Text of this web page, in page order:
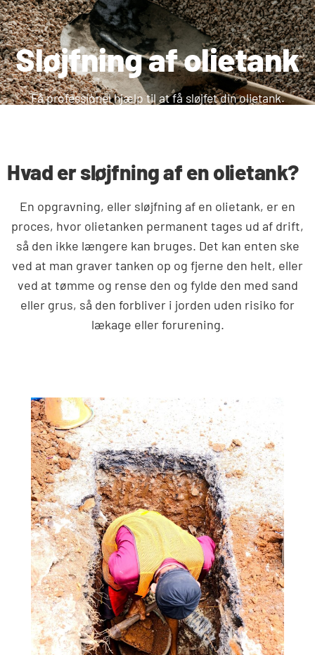
Sløjfning af olietank
Få professionel hjælp til at få sløjfet din olietank.
Hvad er sløjfning af en olietank?
En opgravning, eller sløjfning af en olietank, er en
proces, hvor olietanken permanent tages ud af drift,
så den ikke længere kan bruges. Det kan enten ske
ved at man graver tanken op og fjerne den helt, eller
ved at tømme og rense den og fylde den med sand
eller grus, så den forbliver i jorden uden risiko for
lækage eller forurening.